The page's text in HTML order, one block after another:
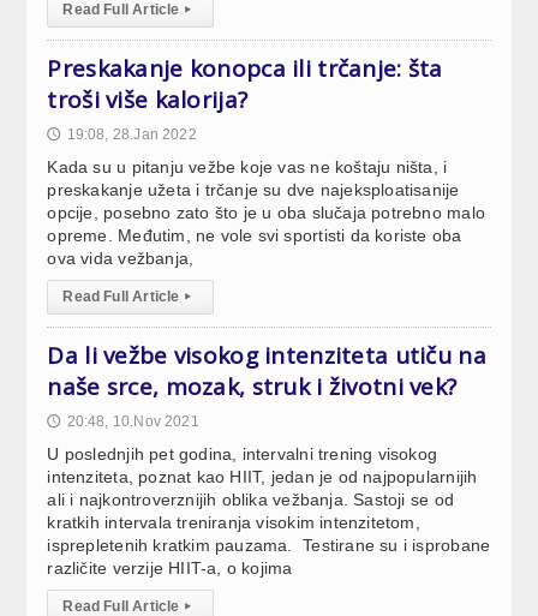
Read Full Article ▸
Preskakanje konopca ili trčanje: šta
troši više kalorija?
🕔 19:08, 28.Jan 2022
Kada su u pitanju vežbe koje vas ne koštaju ništa, i
preskakanje užeta i trčanje su dve najeksploatisanije
opcije, posebno zato što je u oba slučaja potrebno malo
opreme. Međutim, ne vole svi sportisti da koriste oba
ova vida vežbanja,
Read Full Article ▸
Da li vežbe visokog intenziteta utiču na
naše srce, mozak, struk i životni vek?
🕔 20:48, 10.Nov 2021
U poslednjih pet godina, intervalni trening visokog
intenziteta, poznat kao HIIT, jedan je od najpopularnijih
ali i najkontroverznijih oblika vežbanja. Sastoji se od
kratkih intervala treniranja visokim intenzitetom,
isprepletenih kratkim pauzama. Testirane su i isprobane
različite verzije HIIT-a, o kojima
Read Full Article ▸